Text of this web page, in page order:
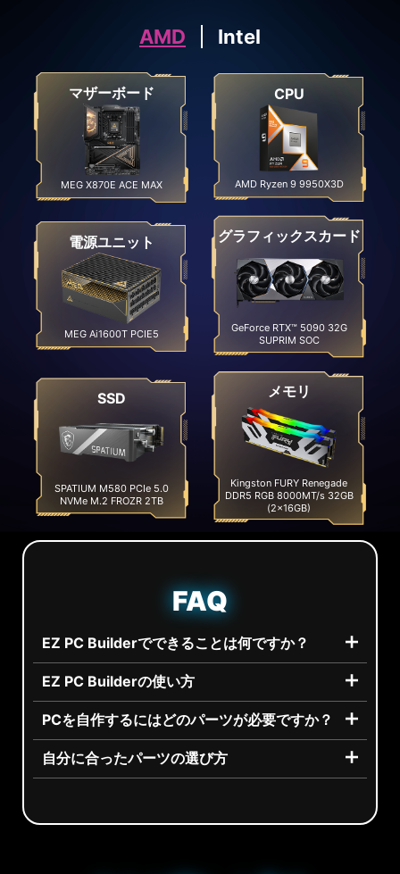
AMD Intel
マザーボード
MEG X870E ACE MAX
CPU
AMD Ryzen 9 9950X3D
電源ユニット
MEG Ai1600T PCIE5
グラフィックスカード
GeForce RTX™ 5090 32G
SUPRIM SOC
SSD
SPATIUM M580 PCIe 5.0
NVMe M.2 FROZR 2TB
メモリ
Kingston FURY Renegade
DDR5 RGB 8000MT/s 32GB
(2x16GB)
FAQ
EZ PC Builderでできることは何ですか？
EZ PC Builderの使い方
PCを自作するにはどのパーツが必要ですか？
自分に合ったパーツの選び方